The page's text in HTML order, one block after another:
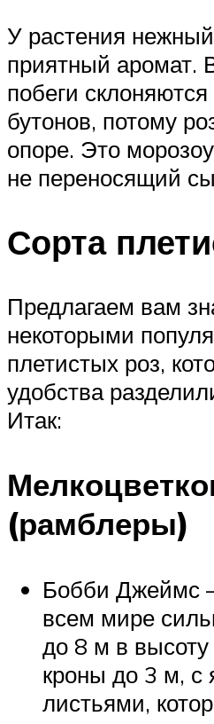
У растения
приятный аромат.
побеги
бутонов, потому
опоре. Это
не переносящий
Сорта
Предлагаем вам
некоторыми
плетистых роз,
удобства
Итак:
(рамблеры)
Бобби Джеймс
всем мире
до 8 м в
кроны до 3 м, с
листьями,